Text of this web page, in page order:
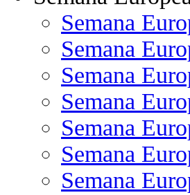
Semana
Semana
Semana
Semana
Semana
Semana
Semana